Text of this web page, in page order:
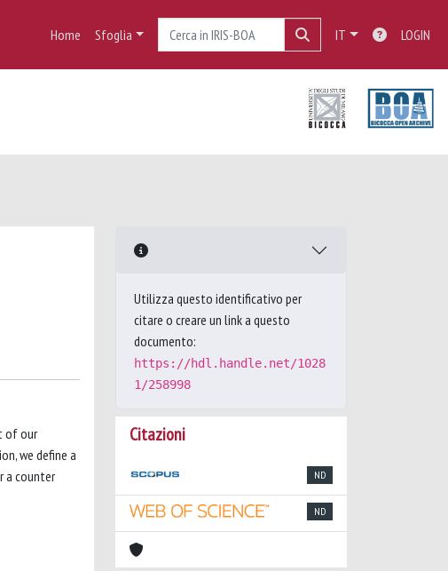
Home Sfoglia IT LOGIN
of our
we define a
a counter
Utilizza questo identificativo per
citare o creare un link a questo
documento:
https://hdl.handle.net/1028
1/258998
Citazioni
ND
ND